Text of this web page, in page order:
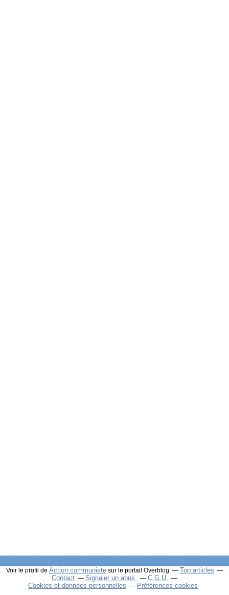
Voir le profil de Action communistesur le portail Overblog
Top articles
Contact
Signaler un abus
C.G.U.
Cookies et données personnelles
Préférences cookies